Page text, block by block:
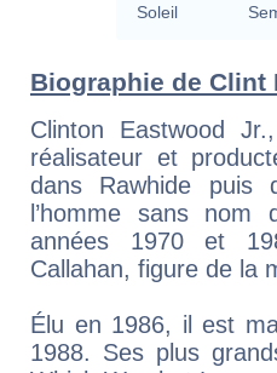
Soleil
Biographie de Clint
Clinton Eastwood
réalisateur et
dans Rawhide puis
l’homme sans
années 1970 et
Callahan, figure de la
Élu en 1986, il est
1988. Ses plus